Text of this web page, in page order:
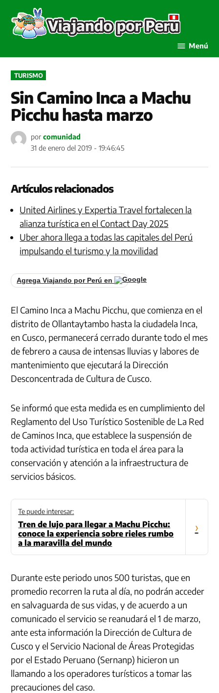
contenido
por
Menú
PUBLICADO
EN
TURISMO
Sin Camino Inca a Machu
Picchu hasta marzo
por comunidad
31 de enero del 2019 - 19:46:45
Artículos relacionados
United Airlines y Expertia Travel fortalecen la
alianza turística en el Contact Day 2025
Uber ahora llega a todas las capitales del Perú
impulsando el turismo y la movilidad
Agrega Viajando por Perú en
El Camino Inca a Machu Picchu, que comienza en el
distrito de Ollantaytambo hasta la ciudadela Inca,
en Cusco, permanecerá cerrado durante todo el mes
de febrero a causa de intensas lluvias y labores de
mantenimiento que ejecutará la Dirección
Desconcentrada de Cultura de Cusco.
Se informó que esta medida es en cumplimiento del
Reglamento del Uso Turístico Sostenible de La Red
de Caminos Inca, que establece la suspensión de
toda actividad turística en toda el área para la
conservación y atención a la infraestructura de
servicios básicos.
Te puede interesar:
Tren de lujo para llegar a Machu Picchu:
conoce la experiencia sobre rieles rumbo
a la maravilla del mundo
›
Durante este periodo unos 500 turistas, que en
promedio recorren la ruta al día, no podrán acceder
en salvaguarda de sus vidas, y de acuerdo a un
comunicado el servicio se reanudará el 1 de marzo,
ante esta información la Dirección de Cultura de
Cusco y el Servicio Nacional de Áreas Protegidas
por el Estado Peruano (Sernanp) hicieron un
llamando a los operadores turísticos a tomar las
precauciones del caso.